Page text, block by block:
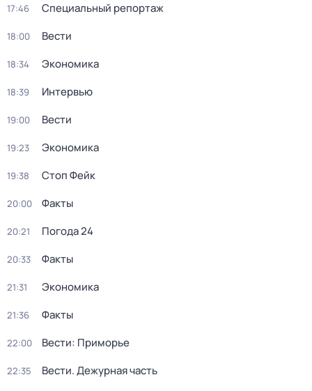
17:46 Специальный репортаж
18:00 Вести
18:34 Экономика
18:39 Интервью
19:00 Вести
19:23 Экономика
19:38 Стоп Фейк
20:00 Факты
20:21 Погода 24
20:33 Факты
21:31 Экономика
21:36 Факты
22:00 Вести: Приморье
22:35 Вести. Дежурная часть